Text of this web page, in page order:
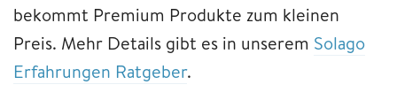
bekommt Premium Produkte zum kleinen
Preis. Mehr Details gibt es in unserem Solago
Erfahrungen Ratgeber.